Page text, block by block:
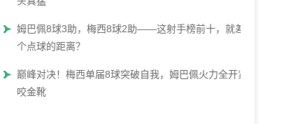
姆巴佩8球3助，梅西8球2助——这射手榜前十，就差一
个点球的距离？
巅峰对决！梅西单届8球突破自我，姆巴佩火力全开紧
咬金靴